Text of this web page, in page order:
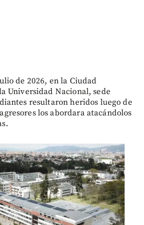
de 2026, en la Ciudad
Universidad Nacional, sede
resultaron heridos luego de
los abordara atacándolos